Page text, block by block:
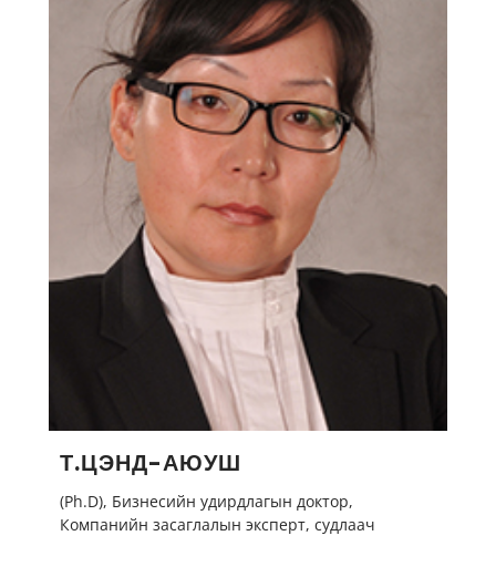
Т.ЦЭНД-АЮУШ
(Ph.D), Бизнесийн удирдлагын доктор,
Компанийн засаглалын эксперт, судлаач